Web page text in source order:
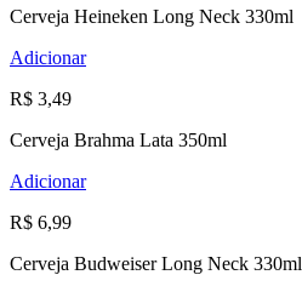
Cerveja Heineken Long Neck 330ml
Adicionar
R$ 3,49
Cerveja Brahma Lata 350ml
Adicionar
R$ 6,99
Cerveja Budweiser Long Neck 330ml